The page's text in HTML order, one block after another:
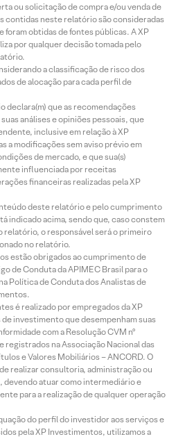
ou solicitação de compra e/ou venda de
contidas neste relatório são consideradas
foram obtidas de fontes públicas. A XP
por qualquer decisão tomada pelo
a classificação de risco dos
de alocação para cada perfil de
declara(m) que as recomendações
análises e opiniões pessoais, que
inclusive em relação à XP
a modificações sem aviso prévio em
de mercado, e que sua(s)
influenciada por receitas
financeiras realizadas pela XP
deste relatório e pelo cumprimento
indicado acima, sendo que, caso constem
relatório, o responsável será o primeiro
no relatório.
estão obrigados ao cumprimento de
de Conduta da APIMEC Brasil para o
Política de Conduta dos Analistas de
é realizado por empregados da XP
investimento que desempenham suas
com a Resolução CVM nº
na Associação Nacional das
e Valores Mobiliários – ANCORD. O
realizar consultoria, administração ou
atuar como intermediário e
para a realização de qualquer operação
do perfil do investidor aos serviços e
pela XP Investimentos, utilizamos a